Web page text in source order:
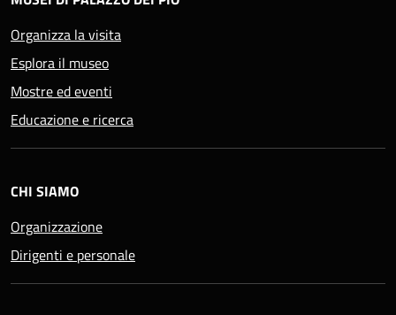
Organizza la visita
Esplora il museo
Mostre ed eventi
Educazione e ricerca
CHI SIAMO
Organizzazione
Dirigenti e personale